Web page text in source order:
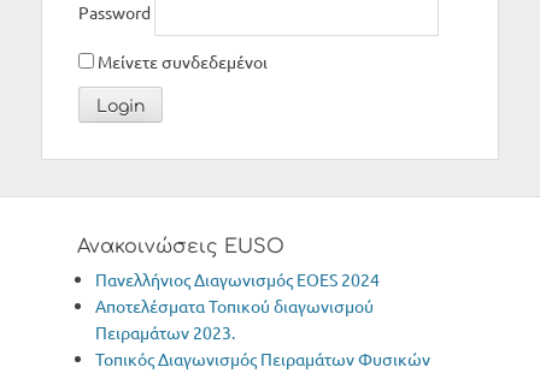
Password
Μείνετε συνδεδεμένοι
Ανακοινώσεις EUSO
Πανελλήνιος Διαγωνισμός ΕΟΕS 2024
Αποτελέσματα Τοπικού διαγωνισμού
Πειραμάτων 2023.
Τοπικός Διαγωνισμός Πειραμάτων Φυσικών